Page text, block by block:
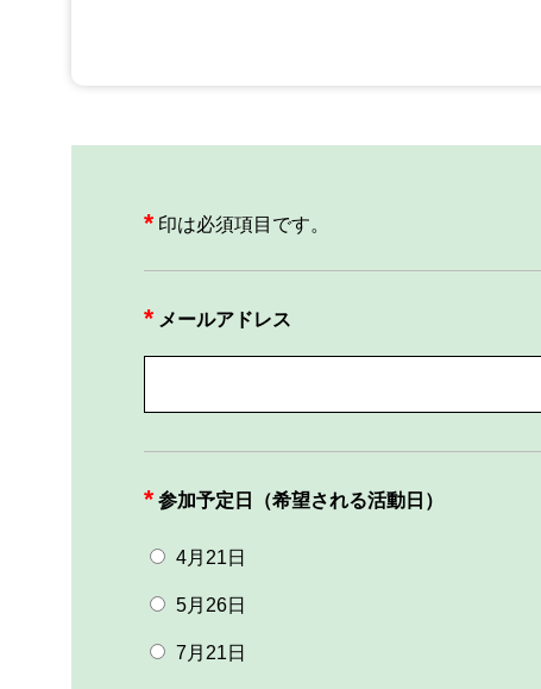
* 印は必須項目です。
メールアドレス
参加予定日（希望される活動日）
4月21日
5月26日
7月21日